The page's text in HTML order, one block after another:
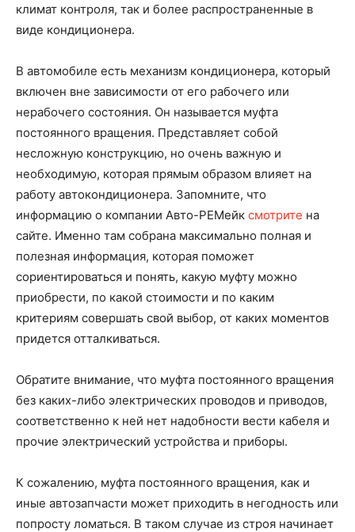
климат контроля, так и более распространенные в
виде кондиционера.
В автомобиле есть механизм кондиционера, который
включен вне зависимости от его рабочего или
нерабочего состояния. Он называется муфта
постоянного вращения. Представляет собой
несложную конструкцию, но очень важную и
необходимую, которая прямым образом влияет на
работу автокондиционера. Запомните, что
информацию о компании Авто-РЕМейк смотрите на
сайте. Именно там собрана максимально полная и
полезная информация, которая поможет
сориентироваться и понять, какую муфту можно
приобрести, по какой стоимости и по каким
критериям совершать свой выбор, от каких моментов
придется отталкиваться.
Обратите внимание, что муфта постоянного вращения
без каких-либо электрических проводов и приводов,
соответственно к ней нет надобности вести кабеля и
прочие электрический устройства и приборы.
К сожалению, муфта постоянного вращения, как и
иные автозапчасти может приходить в негодность или
попросту ломаться. В таком случае из строя начинает